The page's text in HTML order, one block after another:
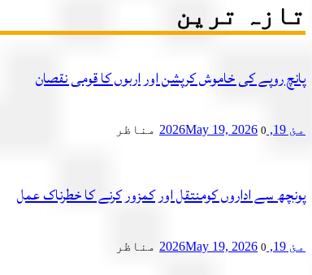
تازہ ترین
پانچ روپے کی خاموش کرپشن اور اربوں کا قومی نقصان
مئ 19, 2026 May 19, 2026 0 مناظر
پونچھ سے اداروں کومنتقل اور کمزور کرنے کا خطرناک عمل
مئ 19, 2026 May 19, 2026 0 مناظر